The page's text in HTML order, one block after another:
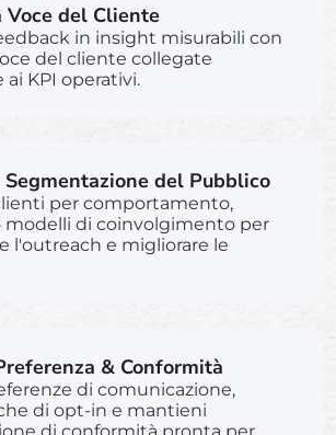
del Cliente
in insight misurabili con
del cliente collegate
KPI operativi.
del Pubblico
per comportamento,
modelli di coinvolgimento per
l'outreach e migliorare le
& Conformità
di comunicazione,
di opt-in e mantieni